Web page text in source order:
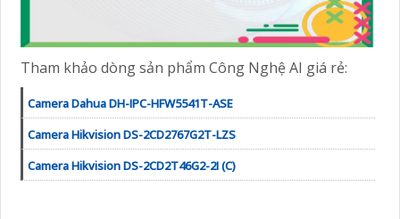
Tham khảo dòng sản phẩm Công Nghệ AI giá rẻ:
Camera Dahua DH-IPC-HFW5541T-ASE
Camera Hikvision DS-2CD2767G2T-LZS
Camera Hikvision DS-2CD2T46G2-2I (C)